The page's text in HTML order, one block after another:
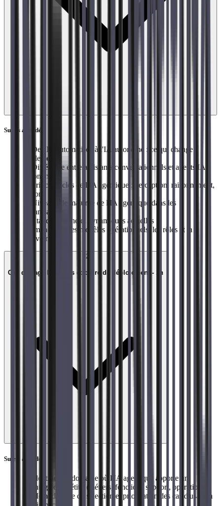
Sujets abordés
De l'IA automatisée à l'IA autonome : ce qui change
réellement
Différence entre assistants conversationnels et agents IA
autonomes
Principes clés de l'IA agentique : perception, raisonnement,
action
Niveaux de maturité de l'IA agentique dans les
organisations
État du marché et dynamiques actuelles
Impacts sur les modèles opérationnels, les rôles et la
gouvernance
02
Cas d'usage business et cadre de déploiement - 1h
Sujets abordés
Identifier un domaine où l'IA agentique apporte un
avantage compétitif (métiers, fonctions support, opérations)
Méthodologie de sélection et priorisation des cas d'usage à